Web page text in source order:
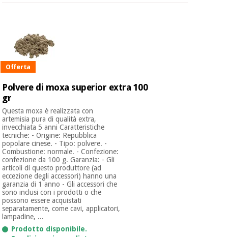
Offerta
Polvere di moxa superior extra 100
gr
Questa moxa è realizzata con
artemisia pura di qualità extra,
invecchiata 5 anni Caratteristiche
tecniche: - Origine: Repubblica
popolare cinese. - Tipo: polvere. -
Combustione: normale. - Confezione:
confezione da 100 g. Garanzia: - Gli
articoli di questo produttore (ad
eccezione degli accessori) hanno una
garanzia di 1 anno - Gli accessori che
sono inclusi con i prodotti o che
possono essere acquistati
separatamente, come cavi, applicatori,
lampadine, ...
Prodotto disponibile.